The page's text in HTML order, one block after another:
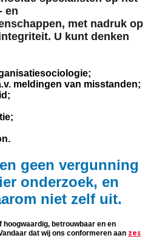
en
met nadruk op
U kunt denken
meldingen van misstanden;
geen vergunning
onderzoek, en
niet zelf uit.
betrouwbaar en en
dat wij ons conformeren aan zes